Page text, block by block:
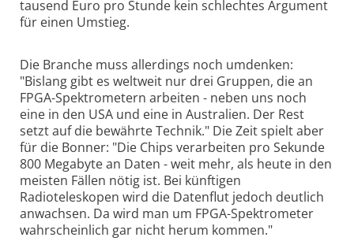
tausend Euro pro Stunde kein schlechtes Argument
für einen Umstieg.
Die Branche muss allerdings noch umdenken:
"Bislang gibt es weltweit nur drei Gruppen, die an
FPGA-Spektrometern arbeiten - neben uns noch
eine in den USA und eine in Australien. Der Rest
setzt auf die bewährte Technik." Die Zeit spielt aber
für die Bonner: "Die Chips verarbeiten pro Sekunde
800 Megabyte an Daten - weit mehr, als heute in den
meisten Fällen nötig ist. Bei künftigen
Radioteleskopen wird die Datenflut jedoch deutlich
anwachsen. Da wird man um FPGA-Spektrometer
wahrscheinlich gar nicht herum kommen."